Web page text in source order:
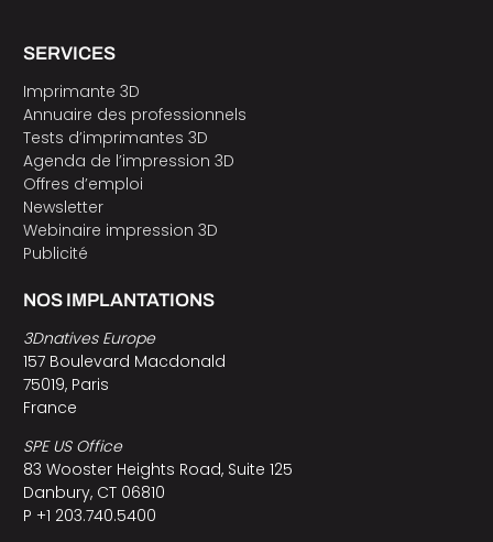
SERVICES
Imprimante 3D
Annuaire des professionnels
Tests d’imprimantes 3D
Agenda de l’impression 3D
Offres d’emploi
Newsletter
Webinaire impression 3D
Publicité
NOS IMPLANTATIONS
3Dnatives Europe
157 Boulevard Macdonald
75019, Paris
France
SPE US Office
83 Wooster Heights Road, Suite 125
Danbury, CT 06810
P +1 203.740.5400